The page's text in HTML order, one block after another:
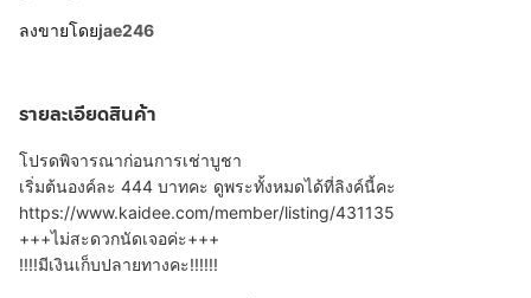
ลงขายโดยjae246
รายละเอียดสินค้า
โปรดพิจารณาก่อนการเช่าบูชา
เริ่มต้นองค์ละ 444 บาทคะ ดูพระทั้งหมดได้ที่ลิงค์นี้คะ
https://www.kaidee.com/member/listing/431135
+++ไม่สะดวกนัดเจอค่ะ+++
!!!!มีเงินเก็บปลายทางคะ!!!!!!